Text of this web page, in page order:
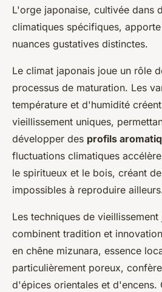
L'orge japonaise, cultivée dans
climatiques spécifiques,
nuances gustatives distinctes.
Le climat japonais joue un rôle
processus de maturation. Les
température et d'humidité
vieillissement uniques,
développer des profils
fluctuations climatiques
le spiritueux et le bois, créant
impossibles à reproduire
Les techniques de vieillissement
combinent tradition et
en chêne mizunara, essence
particulièrement poreux,
d'épices orientales et d'encens.